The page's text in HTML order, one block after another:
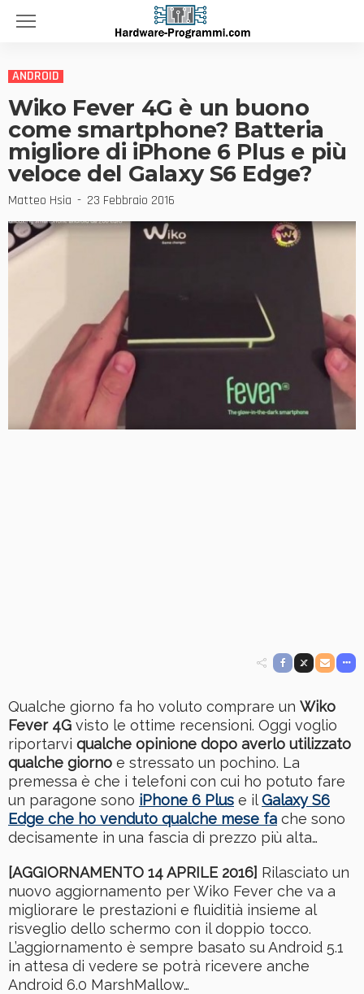
ANDROID
Wiko Fever 4G è un buono
come smartphone? Batteria
migliore di iPhone 6 Plus e più
veloce del Galaxy S6 Edge?
Matteo Hsia 23 Febbraio 2016
Qualche giorno fa ho voluto comprare un Wiko
Fever 4G visto le ottime recensioni. Oggi voglio
riportarvi qualche opinione dopo averlo utilizzato
qualche giorno e stressato un pochino. La
premessa è che i telefoni con cui ho potuto fare
un paragone sono iPhone 6 Plus e ilGalaxy S6
Edge che ho venduto qualche mese fa che sono
decisamente in una fascia di prezzo più alta…
[AGGIORNAMENTO 14 APRILE 2016] Rilasciato un
nuovo aggiornamento per Wiko Fever che va a
migliorare le prestazioni e fluiditià insieme al
risveglio dello schermo con il doppio tocco.
L’aggiornamento è sempre basato su Android 5.1
in attesa di vedere se potrà ricevere anche
Android 6.0 MarshMallow…